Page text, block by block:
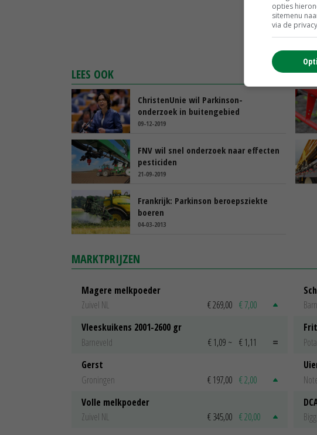
LEES OOK
ChristenUnie wil Parkinson-
onderzoek in buitengebied
09-12-2019
FNV wil snel onderzoek naar effecten
pesticiden
21-09-2019
Frankrijk: Parkinson beroepsziekte
boeren
04-03-2013
MARKTPRIJZEN
Magere melkpoeder
Zuivel NL
€ 269,00 € 7,00
Vleeskuikens 2001-2600 gr
Barneveld
€ 1,09 ~ € 1,11
Gerst
Groningen
€ 197,00 € 2,00
Volle melkpoeder
Zuivel NL
€ 345,00 € 20,00
opties
sitemenu
via de